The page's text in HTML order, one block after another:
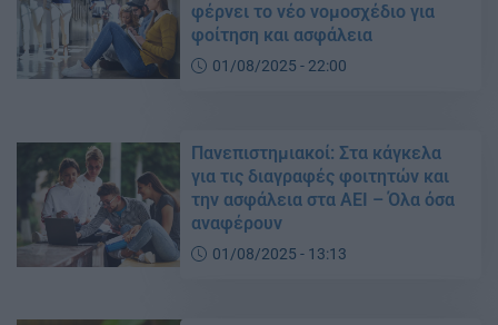
φέρνει το νέο νομοσχέδιο για
φοίτηση και ασφάλεια
01/08/2025 - 22:00
Πανεπιστημιακοί: Στα κάγκελα
για τις διαγραφές φοιτητών και
την ασφάλεια στα ΑΕΙ – Όλα όσα
αναφέρουν
01/08/2025 - 13:13